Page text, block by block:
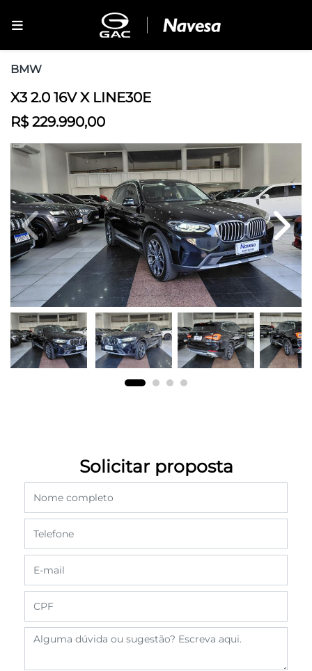
BMW
X3 2.0 16V X LINE30E
R$ 229.990,00
Previous Next
Solicitar proposta